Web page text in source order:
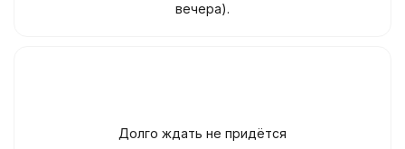
вечера).
Долго ждать не придётся